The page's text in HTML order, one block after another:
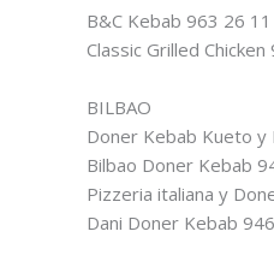
B&C Kebab 963 26
Classic Grilled
BILBAO
Doner Kebab Kueto y
Bilbao Doner Kebab
Pizzeria italiana y
Dani Doner Kebab